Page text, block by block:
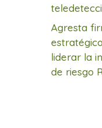
Agresta
liderar la
de riesgo